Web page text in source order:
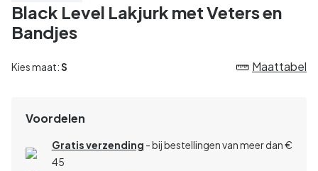
Black Level Lakjurk met Veters en
Bandjes
Kies maat:S Maattabel
Voordelen
Gratis verzending - bij bestellingen van meer dan €
45